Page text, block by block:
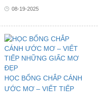
08-19-2025
HỌC BỔNG CHẮP CÁNH
ƯỚC MƠ – VIẾT TIẾP